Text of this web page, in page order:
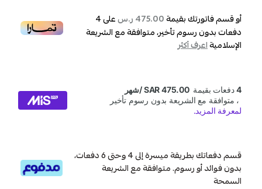
سبليت
مكيف
أو قسم فاتورتك بقيمة475.00 ر.س على4
دفعات بدون رسوم تأخير، متوافقة مع الشريعة
الإسلاميةاعرف أكثر
قسم دفعاتك بطريقة ميسرة إلى 4 وحتى 6 دفعات،
بدون فوائد أو رسوم. متوافقة مع الشريعة
السمحة